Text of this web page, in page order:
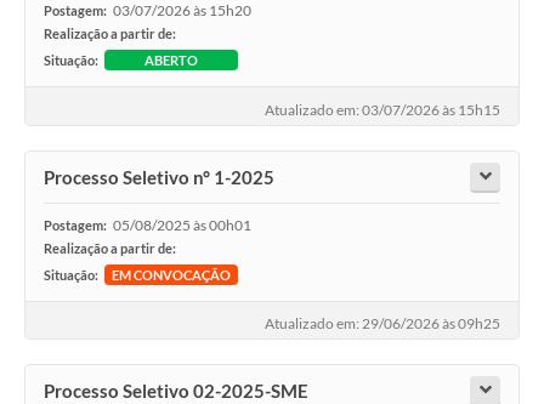
PROCON
SEBRAE
Sugestões
Expediente
Ouvidoria
Galeria de Vídeos
Postagem: 03/07/2026 às 15h20
Realização a partir de:
Situação:
ABERTO
Atualizado em: 03/07/2026 às 15h15
Processo Seletivo n° 1-2025
Postagem: 05/08/2025 às 00h01
Realização a partir de:
Situação:
EM CONVOCAÇÃO
Atualizado em: 29/06/2026 às 09h25
Processo Seletivo 02-2025-SME